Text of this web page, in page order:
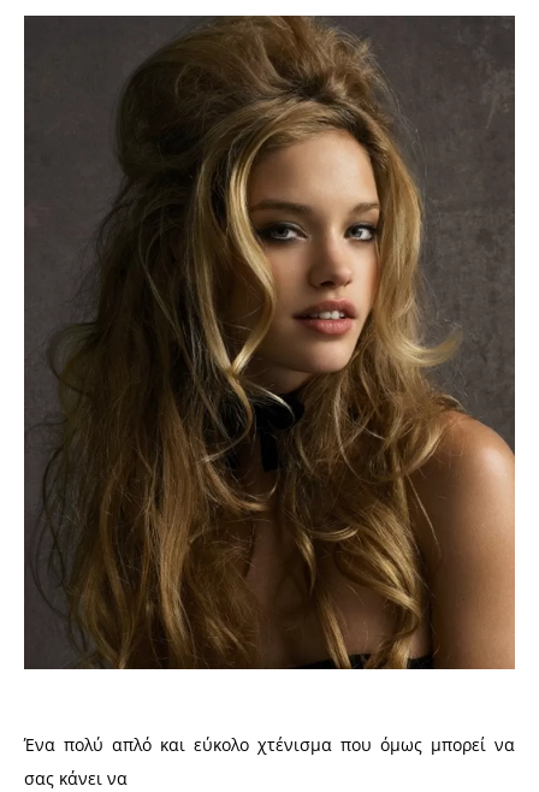
Ένα πολύ απλό και εύκολο χτένισμα που όμως μπορεί να
σας κάνει να